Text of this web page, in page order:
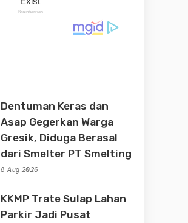
Dentuman Keras dan
Asap Gegerkan Warga
Gresik, Diduga Berasal
dari Smelter PT Smelting
8 Aug 2026
KKMP Trate Sulap Lahan
Parkir Jadi Pusat